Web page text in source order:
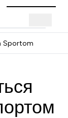
Sportom